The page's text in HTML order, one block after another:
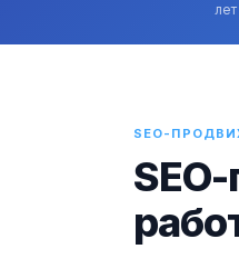
лет
SEO-